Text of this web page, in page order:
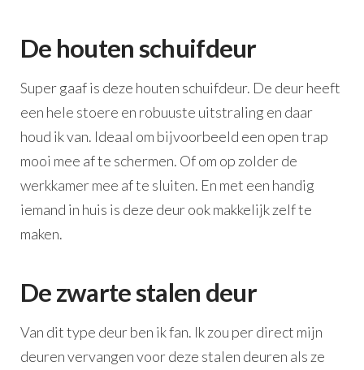
De houten schuifdeur
Super gaaf is deze houten schuifdeur. De deur heeft
een hele stoere en robuuste uitstraling en daar
houd ik van. Ideaal om bijvoorbeeld een open trap
mooi mee af te schermen. Of om op zolder de
werkkamer mee af te sluiten. En met een handig
iemand in huis is deze deur ook makkelijk zelf te
maken.
De zwarte stalen deur
Van dit type deur ben ik fan. Ik zou per direct mijn
deuren vervangen voor deze stalen deuren als ze